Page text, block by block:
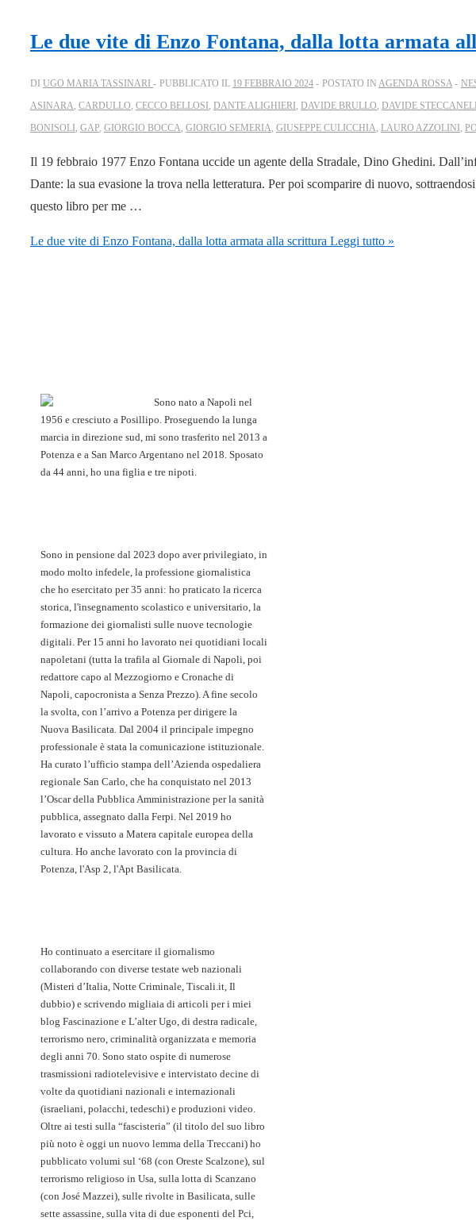
Le due vite di Enzo Fontana, dalla lotta armata
DI UGO MARIA TASSINARI PUBBLICATO IL 19 FEBBRAIO 2024 POSTATO IN AGENDA ROSSA
ASINARA, CARDULLO, CECCO BELLOSI , DANTE ALIGHIERI , DAVIDE BRULLO, DAVIDE
BONISOLI , GAP, GIORGIO BOCCA, GIORGIO SEMERIA, GIUSEPPE CULICCHIA, LAURO AZZOLINI ,
Il 19 febbraio 1977 Enzo Fontana uccide un agente della Stradale, Dino Ghedini.
Dante: la sua evasione la trova nella letteratura. Per poi scomparire di nuovo,
questo libro per me …
Le due vite di Enzo Fontana, dalla lotta armata alla scrittura Leggi tutto »
Sono nato a Napoli nel
1956 e cresciuto a Posillipo. Proseguendo la lunga
marcia in direzione sud, mi sono trasferito nel 2013 a
Potenza e a San Marco Argentano nel 2018. Sposato
da 44 anni, ho una figlia e tre nipoti.
Sono in pensione dal 2023 dopo aver privilegiato, in
modo molto infedele, la professione giornalistica
che ho esercitato per 35 anni: ho praticato la ricerca
storica, l'insegnamento scolastico e universitario, la
formazione dei giornalisti sulle nuove tecnologie
digitali. Per 15 anni ho lavorato nei quotidiani locali
napoletani (tutta la trafila al Giornale di Napoli, poi
redattore capo al Mezzogiorno e Cronache di
Napoli, capocronista a Senza Prezzo). A fine secolo
la svolta, con l’arrivo a Potenza per dirigere la
Nuova Basilicata. Dal 2004 il principale impegno
professionale è stata la comunicazione istituzionale.
Ha curato l’ufficio stampa dell’Azienda ospedaliera
regionale San Carlo, che ha conquistato nel 2013
l’Oscar della Pubblica Amministrazione per la sanità
pubblica, assegnato dalla Ferpi. Nel 2019 ho
lavorato e vissuto a Matera capitale europea della
cultura. Ho anche lavorato con la provincia di
Potenza, l'Asp 2, l'Apt Basilicata.
Ho continuato a esercitare il giornalismo
collaborando con diverse testate web nazionali
(Misteri d’Italia, Notte Criminale, Tiscali.it, Il
dubbio) e scrivendo migliaia di articoli per i miei
blog Fascinazione e L’alter Ugo, di destra radicale,
terrorismo nero, criminalità organizzata e memoria
degli anni 70. Sono stato ospite di numerose
trasmissioni radiotelevisive e intervistato decine di
volte da quotidiani nazionali e internazionali
(israeliani, polacchi, tedeschi) e produzioni video.
Oltre ai testi sulla “fascisteria” (il titolo del suo libro
più noto è oggi un nuovo lemma della Treccani) ho
pubblicato volumi sul ‘68 (con Oreste Scalzone), sul
terrorismo religioso in Usa, sulla lotta di Scanzano
(con José Mazzei), sulle rivolte in Basilicata, sulle
sette assassine, sulla vita di due esponenti del Pci,